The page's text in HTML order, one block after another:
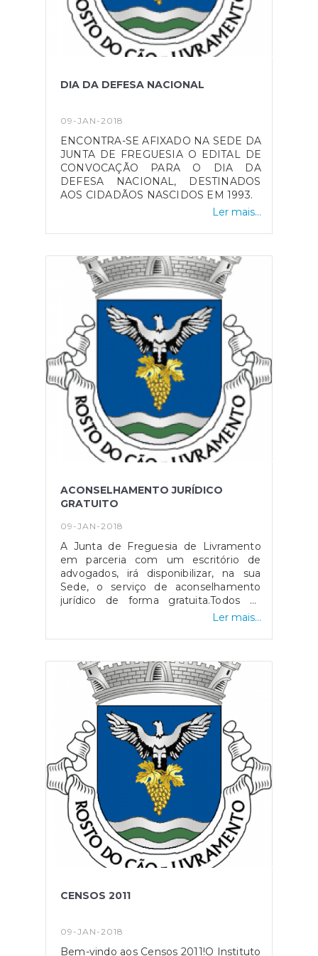
DIA DA DEFESA NACIONAL
09-JAN-2018
ENCONTRA-SE AFIXADO NA SEDE DA
JUNTA DE FREGUESIA O EDITAL DE
CONVOCAÇÃO PARA O DIA DA
DEFESA NACIONAL, DESTINADOS
AOS CIDADÃOS NASCIDOS EM 1993.
Ler mais...
ACONSELHAMENTO JURÍDICO
GRATUITO
09-JAN-2018
A Junta de Freguesia de Livramento
em parceria com um escritório de
advogados, irá disponibilizar, na sua
Sede, o serviço de aconselhamento
jurídico de forma gratuita.Todos os
interessados devem dirigir-se à Junta
a respectiva consulta.
Ler mais...
CENSOS 2011
09-JAN-2018
Bem-vindo aos Censos 2011!O Instituto